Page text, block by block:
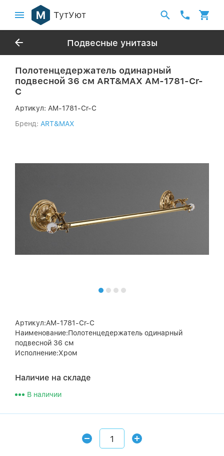
ТутУют
Подвесные унитазы
Полотенцедержатель одинарный
подвесной 36 см ART&MAX AM-1781-Cr-
C
Артикул: AM-1781-Cr-C
Бренд: ART&MAX
Артикул:AM-1781-Cr-C
Наименование:Полотенцедержатель одинарный
подвесной 36 см
Исполнение:Хром
Наличие на складе
В наличии